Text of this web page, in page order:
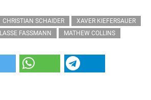
CHRISTIAN SCHAIDER
XAVER KIEFERSAUER
LASSE FASSMANN MATHEW COLLINS